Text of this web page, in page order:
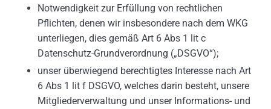
Notwendigkeit zur Erfüllung von rechtlichen
Pflichten, denen wir insbesondere nach dem WKG
unterliegen, dies gemäß Art 6 Abs 1 lit c
Datenschutz-Grundverordnung („DSGVO“);
unser überwiegend berechtigtes Interesse nach Art
6 Abs 1 lit f DSGVO, welches darin besteht, unsere
Mitgliederverwaltung und unser Informations- und